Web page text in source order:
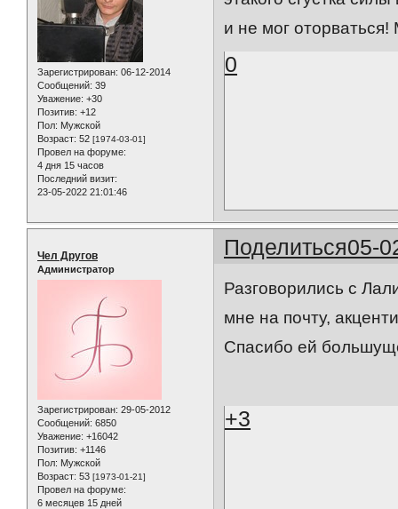
Зарегистрирован: 06-12-2014
Сообщений: 39
Уважение: +30
Позитив: +12
Пол: Мужской
Возраст: 52 [1974-03-01]
Провел на форуме:
4 дня 15 часов
Последний визит:
23-05-2022 21:01:46
и не мог оторваться!
0
Поделиться05-
Чел Другов
Администратор
Зарегистрирован: 29-05-2012
Сообщений: 6850
Уважение: +16042
Позитив: +1146
Пол: Мужской
Возраст: 53 [1973-01-21]
Провел на форуме:
6 месяцев 15 дней
Разговорились с
мне на почту,
Спасибо ей
+3